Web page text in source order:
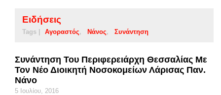
Ειδήσεις
Tags | Αγοραστός Νάνος Συνάντηση
Συνάντηση Του Περιφερειάρχη Θεσσαλίας Με
Τον Νέο Διοικητή Νοσοκομείων Λάρισας Παν.
Νάνο
5 Ιουλίου, 2016